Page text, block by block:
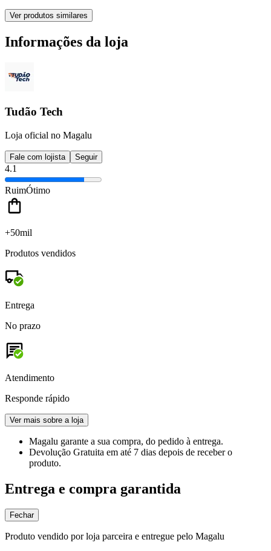
Ver produtos similares
Informações da loja
Tudão Tech
Loja oficial no Magalu
Fale com lojista Seguir
4.1
RuimÓtimo
+50mil
Produtos vendidos
Entrega
No prazo
Atendimento
Responde rápido
Ver mais sobre a loja
Magalu garante a sua compra, do pedido à entrega.
Devolução Gratuita em até 7 dias depois de receber o
produto.
Entrega e compra garantida
Fechar
Produto vendido por loja parceira e entregue pelo Magalu